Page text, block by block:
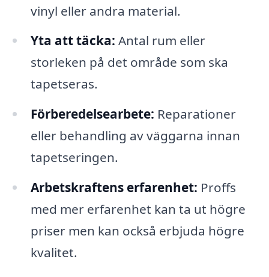
vinyl eller andra material.
Yta att täcka: Antal rum eller
storleken på det område som ska
tapetseras.
Förberedelsearbete: Reparationer
eller behandling av väggarna innan
tapetseringen.
Arbetskraftens erfarenhet: Proffs
med mer erfarenhet kan ta ut högre
priser men kan också erbjuda högre
kvalitet.